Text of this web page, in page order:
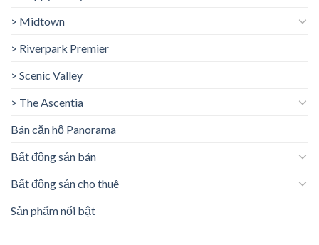
> Midtown
> Riverpark Premier
> Scenic Valley
> The Ascentia
Bán căn hộ Panorama
Bất động sản bán
Bất động sản cho thuê
Sản phẩm nổi bật